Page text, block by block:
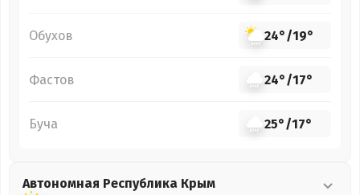
Обухов 24°/19°
Фастов 24°/17°
Буча 25°/17°
Автономная Республика Крым